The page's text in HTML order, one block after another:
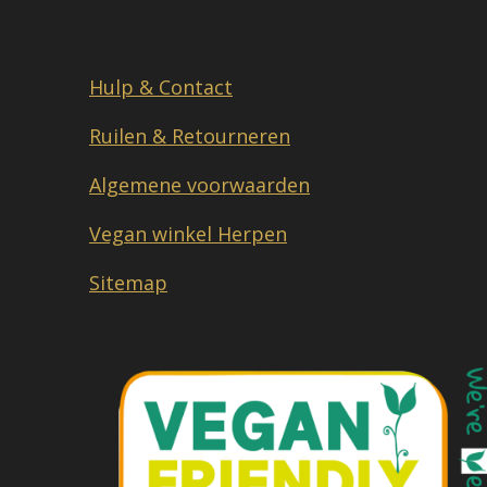
Hulp & Contact
Ruilen & Retourneren
Algemene voorwaarden
Vegan winkel Herpen
Sitemap